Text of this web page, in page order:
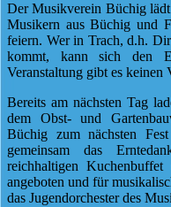
Der Musikverein Büchig
Musikern aus Büchig und
feiern. Wer in Trach, d.h.
kommt, kann sich den
Veranstaltung gibt es keinen
Bereits am nächsten Tag
dem Obst- und
Büchig zum nächsten
gemeinsam das
reichhaltigen
angeboten und für
das Jugendorchester des